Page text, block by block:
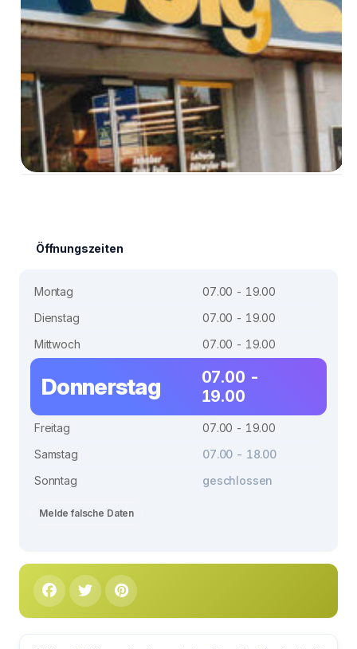
Öffnungszeiten
Montag
07.00 - 19.00
Dienstag
07.00 - 19.00
Mittwoch
07.00 - 19.00
Donnerstag
07.00 -
19.00
Freitag
07.00 - 19.00
Samstag
07.00 - 18.00
Sonntag
geschlossen
Melde falsche Daten